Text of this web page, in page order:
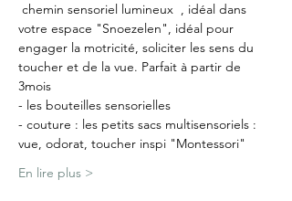
chemin sensoriel lumineux  , idéal dans
votre espace "Snoezelen", idéal pour
engager la motricité, soliciter les sens du
toucher et de la vue. Parfait à partir de
3mois
- les bouteilles sensorielles
- couture : les petits sacs multisensoriels :
vue, odorat, toucher inspi "Montessori"
En lire plus >